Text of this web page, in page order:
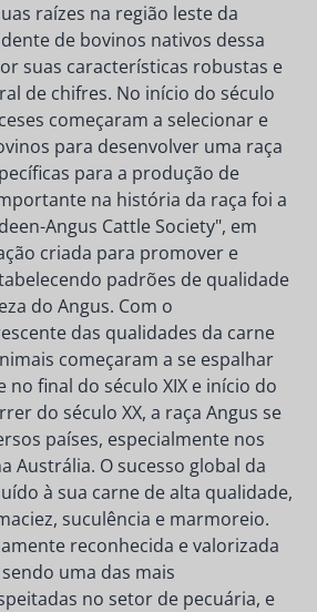
raízes na região leste da
de bovinos nativos dessa
suas características robustas e
de chifres. No início do século
começaram a selecionar e
para desenvolver uma raça
para a produção de
na história da raça foi a
Angus Cattle Society", em
criada para promover e
padrões de qualidade
do Angus. Com o
das qualidades da carne
começaram a se espalhar
final do século XIX e início do
do século XX, a raça Angus se
países, especialmente nos
Austrália. O sucesso global da
à sua carne de alta qualidade,
suculência e marmoreio.
reconhecida e valorizada
uma das mais
no setor de pecuária, e